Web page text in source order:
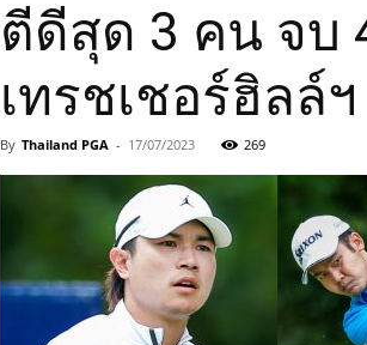
กอล์ฟ
อาชีพ
ตีดีสุด 3 คน จบ
เทรชเชอร์ฮิลล์ฯ
By Thailand PGA - 17/07/2023 269